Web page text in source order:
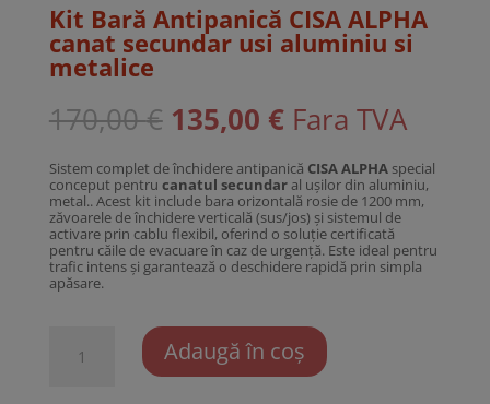
Kit Bară Antipanică CISA ALPHA
canat secundar usi aluminiu si
metalice
170,00€ Prețul
inițial
fost:
170,00 €.
135,00 €Prețul
curent
135,00 €.
Fara TVA
Sistem complet de închidere antipanică CISA ALPHAspecial
conceput pentru canatul secundaral ușilor din aluminiu,
metal.. Acest kit include bara orizontală rosie de 1200 mm,
zăvoarele de închidere verticală (sus/jos) și sistemul de
activare prin cablu flexibil, oferind o soluție certificată
pentru căile de evacuare în caz de urgență. Este ideal pentru
trafic intens și garantează o deschidere rapidă prin simpla
apăsare.
Adaugă în coș